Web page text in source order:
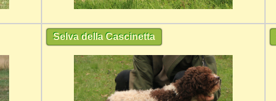
Selva della Cascinetta